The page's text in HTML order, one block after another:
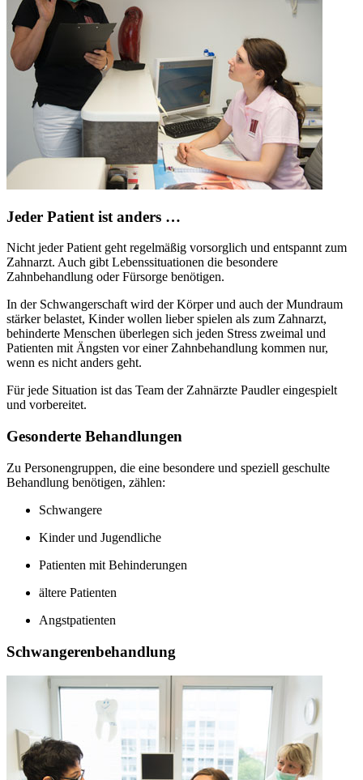
Jeder Patient ist anders …
Nicht jeder Patient geht regelmäßig vorsorglich und entspannt zum
Zahnarzt. Auch gibt Lebenssituationen die besondere
Zahnbehandlung oder Fürsorge benötigen.
In der Schwangerschaft wird der Körper und auch der Mundraum
stärker belastet, Kinder wollen lieber spielen als zum Zahnarzt,
behinderte Menschen überlegen sich jeden Stress zweimal und
Patienten mit Ängsten vor einer Zahnbehandlung kommen nur,
wenn es nicht anders geht.
Für jede Situation ist das Team der Zahnärzte Paudler eingespielt
und vorbereitet.
Gesonderte Behandlungen
Zu Personengruppen, die eine besondere und speziell geschulte
Behandlung benötigen, zählen:
Schwangere
Kinder und Jugendliche
Patienten mit Behinderungen
ältere Patienten
Angstpatienten
Schwangerenbehandlung